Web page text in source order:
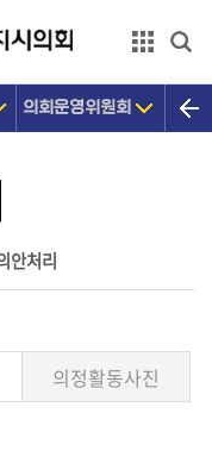
의회운영위원회
안처리
의정활동사진